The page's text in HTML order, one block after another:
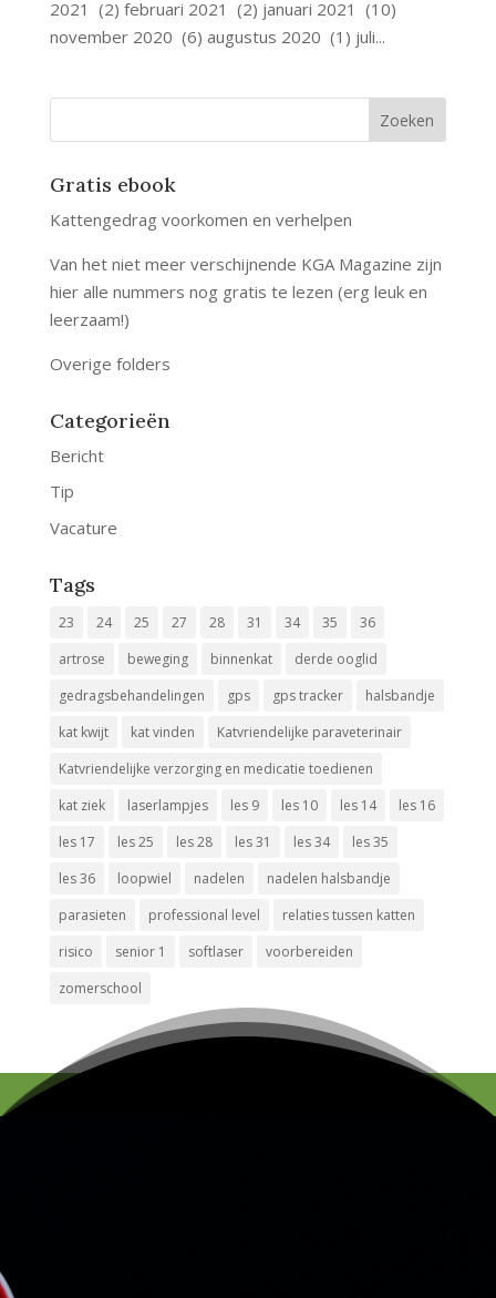
2021 (2) februari 2021 (2) januari 2021 (10)
november 2020 (6) augustus 2020 (1) juli...
Gratis ebook
Kattengedrag voorkomen en verhelpen
Van het niet meer verschijnende KGA Magazine zijn
hier alle nummers nog gratis te lezen (erg leuk en
leerzaam!)
Overige folders
Categorieën
Bericht
Tip
Vacature
Tags
23 24 25 27 28 31 34 35
36
artrose
beweging binnenkat
derde ooglid
gedragsbehandelingen
gps gps tracker
halsbandje
kat kwijt
kat vinden
Katvriendelijke paraveterinair
Katvriendelijke verzorging en medicatie toedienen
kat ziek
laserlampjes les 9 les 10 les 14
les 16
les 17
les 25 les 28 les 31 les 34
les 35
les 36
loopwiel nadelen
nadelen halsbandje
parasieten
professional level
relaties tussen katten
risico
senior 1 softlaser
voorbereiden
zomerschool